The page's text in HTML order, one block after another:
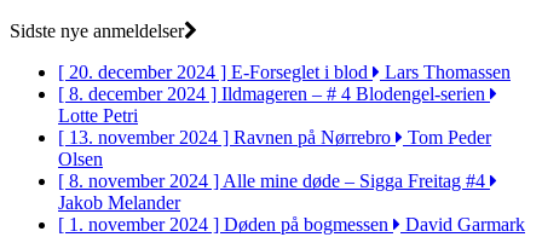
Sidste nye anmeldelser
[ 20. december 2024 ] E-Forseglet i blod
Lars Thomassen
[ 8. december 2024 ] Ildmageren – # 4 Blodengel-serien
Lotte Petri
[ 13. november 2024 ] Ravnen på Nørrebro
Tom Peder
Olsen
[ 8. november 2024 ]Alle mine døde – Sigga Freitag #4
Jakob Melander
[ 1. november 2024 ] Døden på bogmessen
David Garmark